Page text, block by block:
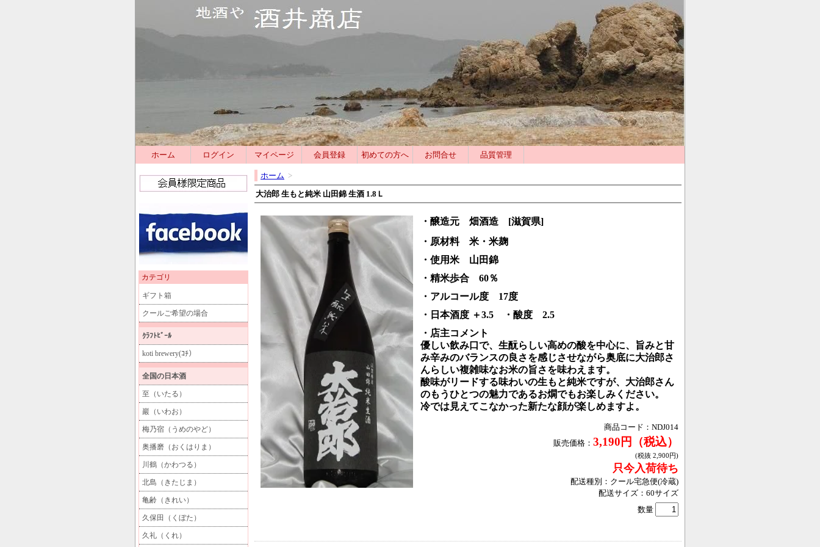
ホーム ログイン マイページ 会員登録 初めての方へ お問合せ 品質管理
ホーム >
大治郎 生もと純米 山田錦 生酒 1.8Ｌ
・醸造元 畑酒造 [滋賀県]
・原材料 米・米麹
・使用米 山田錦
・精米歩合 60％
・アルコール度 17度
・日本酒度 ＋3.5 ・酸度 2.5
・店主コメント
優しい飲み口で、生酛らしい高めの酸を中心に、旨みと甘
み辛みのバランスの良さを感じさせながら奥底に大治郎さ
んらしい複雑味なお米の旨さを味わえます。
酸味がリードする味わいの生もと純米ですが、大治郎さん
のもうひとつの魅力であるお燗でもお楽しみください。
冷では見えてこなかった新たな顔が楽しめますよ。
商品コード： NDJ014
販売価格： 3,190 円 （税込）
(税抜 2,900円)
只今入荷待ち
配送種別： クール宅急便(冷蔵)
配送サイズ： 60サイズ
数量
カテゴリ
ギフト箱
クールご希望の場合
ｸﾗﾌﾄﾋﾞｰﾙ
koti brewery(ｺﾁ）
全国の日本酒
至（いたる）
巖（いわお）
梅乃宿（うめのやど）
奥播磨（おくはりま）
川鶴（かわつる）
北島（きたじま）
亀齢（きれい）
久保田（くぼた）
久礼（くれ）